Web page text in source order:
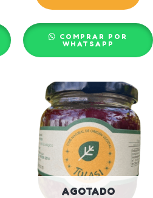
COMPRAR POR
WHATSAPP
AGOTADO